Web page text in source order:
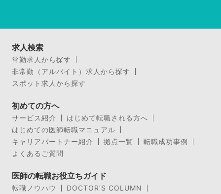
求人検索
常勤求人から探す
非常勤（アルバイト）求人から探す
スポット求人から探す
初めての方へ
サービス紹介
はじめて転職される方へ
はじめての医師転職マニュアル
キャリアパートナー紹介
拠点一覧
転職成功事例
よくあるご質問
医師の転職お役立ちガイド
転職ノウハウ
DOCTOR’S COLUMN